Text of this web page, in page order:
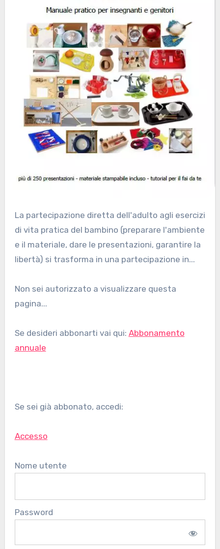
La partecipazione diretta dell'adulto agli esercizi
di vita pratica del bambino (preparare l'ambiente
e il materiale, dare le presentazioni, garantire la
libertà) si trasforma in una partecipazione in...
Non sei autorizzato a visualizzare questa
pagina...
Se desideri abbonarti vai qui: Abbonamento
annuale
Se sei già abbonato, accedi:
Accesso
Nome utente
Password